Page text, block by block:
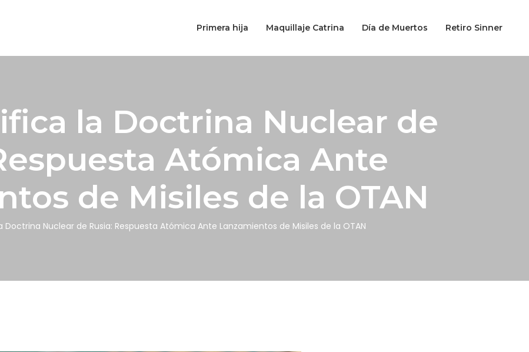
Primera hija Maquillaje Catrina Día de Muertos Retiro Sinner
la Doctrina Nuclear de
Atómica Ante
de Misiles de la OTAN
Doctrina Nuclear de Rusia: Respuesta Atómica Ante Lanzamientos de Misiles de la OTAN